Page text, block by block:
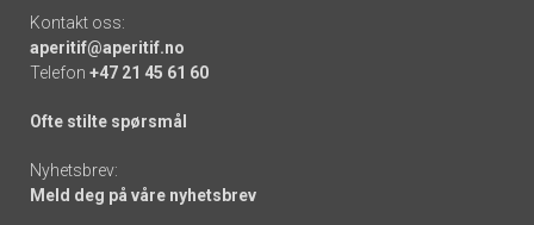
Kontakt oss:
aperitif@aperitif.no
Telefon +47 21 45 61 60
Ofte stilte spørsmål
Nyhetsbrev:
Meld deg på våre nyhetsbrev